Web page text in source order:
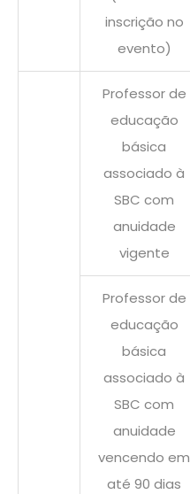
inscrição no
evento)
Professor de
educação
básica
associado à
SBC com
anuidade
vigente
Professor de
educação
básica
associado à
SBC com
anuidade
vencendo em
até 90 dias